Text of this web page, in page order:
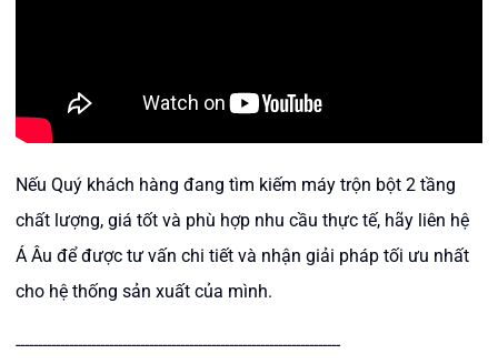
Nếu Quý khách hàng đang tìm kiếm máy trộn bột 2 tầng
chất lượng, giá tốt và phù hợp nhu cầu thực tế, hãy liên hệ
Á Âu để được tư vấn chi tiết và nhận giải pháp tối ưu nhất
cho hệ thống sản xuất của mình.
-------------------------------------------------------------------------